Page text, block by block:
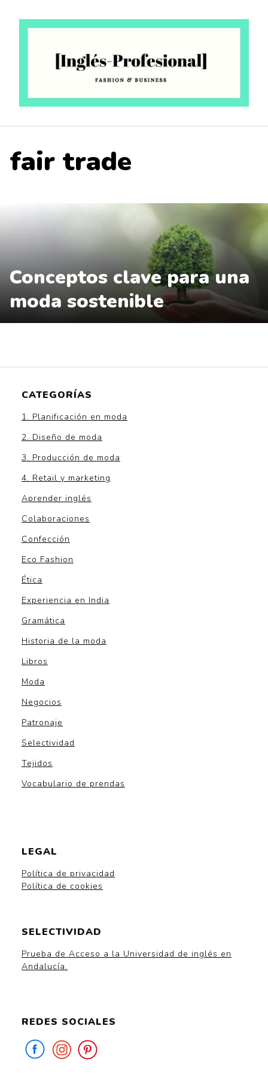
fair trade
Conceptos clave para una
moda sostenible
CATEGORÍAS
1. Planificación en moda
2. Diseño de moda
3. Producción de moda
4. Retail y marketing
Aprender inglés
Colaboraciones
Confección
Eco Fashion
Ética
Experiencia en India
Gramática
Historia de la moda
Libros
Moda
Negocios
Patronaje
Selectividad
Tejidos
Vocabulario de prendas
LEGAL
Política de privacidad
Política de cookies
SELECTIVIDAD
Prueba de Acceso a la Universidad de inglés en
Andalucía.
REDES SOCIALES